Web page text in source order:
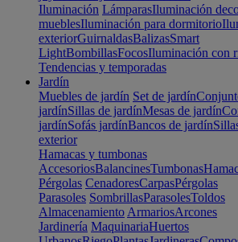
Iluminación LámparasIluminación
mueblesIluminación para dormitorio
exteriorGuirnaldasBalizasSmart
LightBombillasFocosIluminación con
Tendencias y temporadas
Jardín
Muebles de jardín Set de jardín
jardínSillas de jardínMesas de jardín
jardínSofás jardínBancos de jardín
exterior
Hamacas y tumbonas
AccesoriosBalancinesTumbonas
Pérgolas CenadoresCarpasPérgolas
Parasoles SombrillasParasolesToldos
Almacenamiento ArmariosArcones
Jardinería MaquinariaHuertos